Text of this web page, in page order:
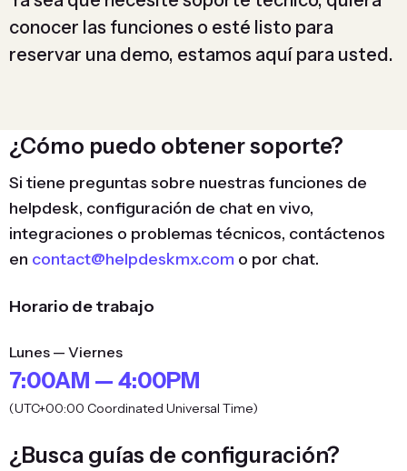
conocer las funciones o esté listo para
reservar una demo, estamos aquí para usted.
¿Cómo puedo obtener soporte?
Si tiene preguntas sobre nuestras funciones de
helpdesk, configuración de chat en vivo,
integraciones o problemas técnicos, contáctenos
en contact@helpdeskmx.com o por chat.
Horario de trabajo
Lunes — Viernes
7:00AM — 4:00PM
(UTC+00:00 Coordinated Universal Time)
¿Busca guías de configuración?